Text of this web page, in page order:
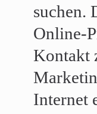
suchen.
Online-
Kontakt
Internet